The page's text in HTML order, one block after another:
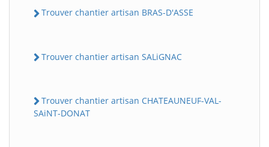
Trouver chantier artisan BRAS-D'ASSE
Trouver chantier artisan SALiGNAC
Trouver chantier artisan CHATEAUNEUF-VAL-
SAiNT-DONAT